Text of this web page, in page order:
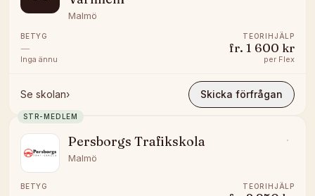
Malmö
BETYG
—
Inga ännu
TEORIHJÄLP
fr. 1 600 kr
per Flex
Se skolan› Skicka förfrågan
STR-MEDLEM
Persborgs Trafikskola
Malmö
BETYG TEORIHJÄLP